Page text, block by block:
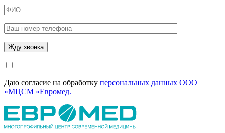
Даю согласие на обработку персональных данных ООО
«МЦСМ «Евромед.